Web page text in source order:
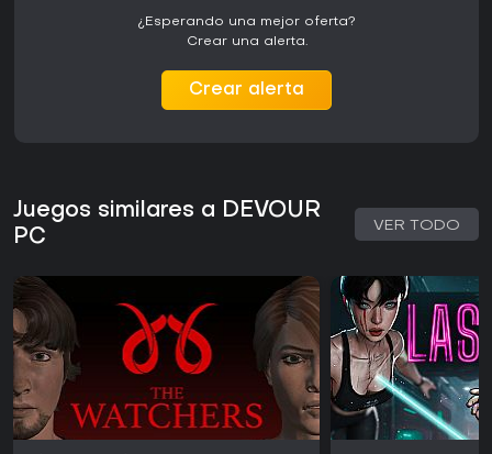
¿Esperando una mejor oferta?
Crear una alerta.
Crear alerta
Juegos similares a DEVOUR
PC
VER TODO